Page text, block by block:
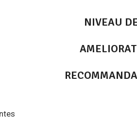
NIVEAU